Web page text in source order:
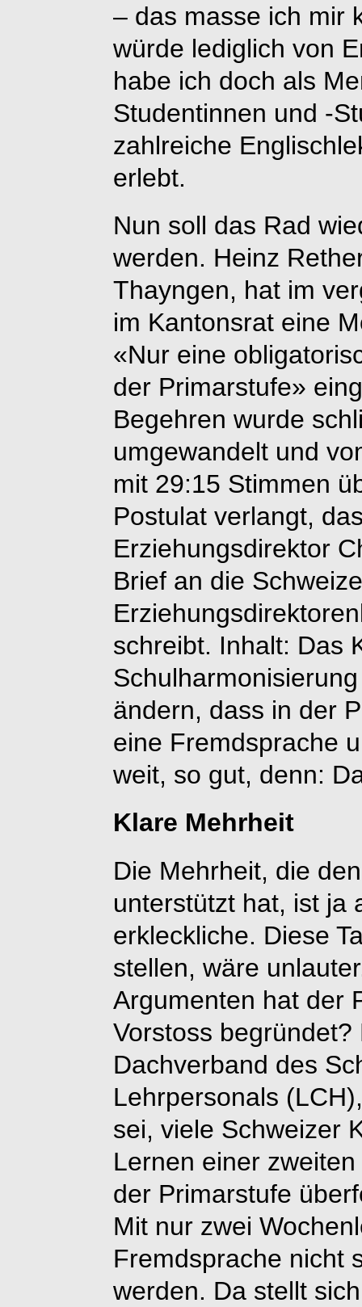
– das masse ich mir
würde lediglich von
habe ich doch als
Studentinnen und -
zahlreiche
erlebt.
Nun soll das Rad
werden. Heinz
Thayngen, hat im
im Kantonsrat eine
«Nur eine
der Primarstufe»
Begehren wurde
umgewandelt und
mit 29:15 Stimmen
Postulat verlangt,
Erziehungsdirektor
Brief an die
schreibt. Inhalt: Das
ändern, dass in der
eine Fremdsprache
weit, so gut, denn:
Klare Mehrheit
Die Mehrheit, die
unterstützt hat, ist ja
erkleckliche. Diese
stellen, wäre
Argumenten hat der
Vorstoss
Dachverband des
Lehrpersonals
sei, viele Schweizer
Lernen einer
der Primarstufe
Mit nur zwei
Fremdsprache nicht
werden. Da stellt